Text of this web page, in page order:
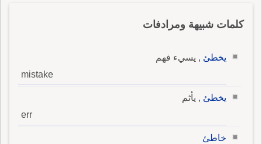
كلمات شبيهة ومرادفات
يخطئ , يسيء فهم
mistake
يخطئ , يأثم
err
خاطئ